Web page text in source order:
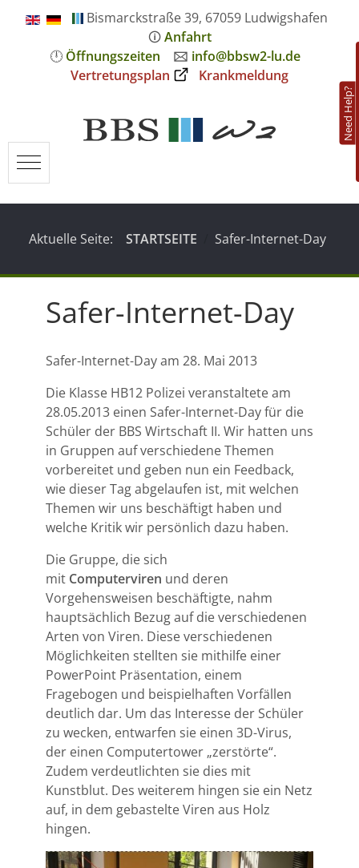
Bismarckstraße 39, 67059 Ludwigshafen
🛈Anfahrt
🕛 Öffnungszeiten 🖂 info@bbsw2-lu.de
Vertretungsplan
Krankmeldung
Need Help?
Mobile Menu Toggle
Aktuelle Seite: STARTSEITE Safer-Internet-Day
Safer-Internet-Day
Safer-Internet-Day am 28. Mai 2013
Die Klasse HB12 Polizei veranstaltete am
28.05.2013 einen Safer-Internet-Day für die
Schüler der BBS Wirtschaft II. Wir hatten uns
in Gruppen auf verschiedene Themen
vorbereitet und geben nun ein Feedback,
wie dieser Tag abgelaufen ist, mit welchen
Themen wir uns beschäftigt haben und
welche Kritik wir persönlich dazu haben.
Die Gruppe, die sich
mit Computerviren und deren
Vorgehensweisen beschäftigte, nahm
hauptsächlich Bezug auf die verschiedenen
Arten von Viren. Diese verschiedenen
Möglichkeiten stellten sie mithilfe einer
PowerPoint Präsentation, einem
Fragebogen und beispielhaften Vorfällen
deutlich dar. Um das Interesse der Schüler
zu wecken, entwarfen sie einen 3D-Virus,
der einen Computertower „zerstörte“.
Zudem verdeutlichten sie dies mit
Kunstblut. Des weiterem hingen sie ein Netz
auf, in dem gebastelte Viren aus Holz
hingen.